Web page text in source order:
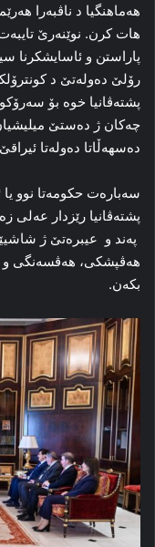
هەماهنگیا د ناڤبەرا
هات كرن. نوێنەرێ
پاراستن و ئاسایشکرنا
رۆلێ دەولەتێ د
پشتەڤانیا خوە بۆ
چەکان ژ دەستێ
دەسهەڵاتا دەولەتا
سەبارەت حکومەتا نوو
پشتەڤانیا رێزدار عەلی
پەند و عیبرەتێ ژ
هەڤپشکی، هەڤسەنگی و
بکەن.